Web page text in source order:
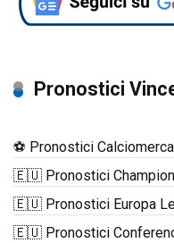
Pronostici
⚽ Pronostici
🇪🇺 Pronostici
🇪🇺 Pronostici Europa
🇪🇺 Pronostici